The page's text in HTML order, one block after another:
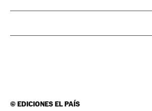
©EDICIONES EL PAÍS